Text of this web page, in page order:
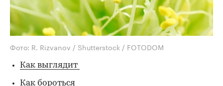
Фото: R. Rizvanov / Shutterstock / FOTODOM
Как выглядит
Как бороться